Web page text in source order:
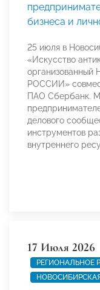
бизнеса и
25 июля в
«Искусство
РОССИИ»
ПАО Сбербанк.
делового
инструментов
внутреннего
17 Июля 2026
РЕГИОНАЛЬНОЕ